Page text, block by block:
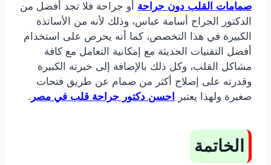
صمامات القلب دون جراحة أو جراحة فلا تجد أفضل من
الدكتور الجراح أسامة عباس، وذلك لأنه من الأساتذة
الكبيرة في هذا التخصص، كما أنه يحرص على استخدام
أفضل التقنيات الحديثة مع إمكانية التعامل مع كافة
مشاكل القلب، وكل ذلك بالإضافة إلى خبرته الكبيرة
وقدرته على إصلاح أكثر من صمام عن طريق فتحات
صغيرة ولهذا يعتبر
احسن دكتور جراحة قلب في مصر .
الخاتمة